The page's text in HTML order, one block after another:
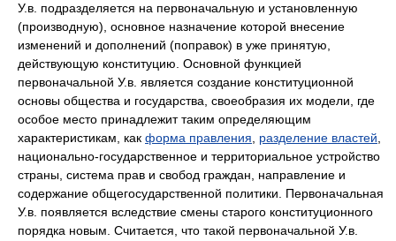
У.в. подразделяется на первоначальную и установленную
(производную), основное назначение которой внесение
изменений и дополнений (поправок) в уже принятую,
действующую конституцию. Основной функцией
первоначальной У.в. является создание конституционной
основы общества и государства, своеобразия их модели, где
особое место принадлежит таким определяющим
характеристикам, как форма правления разделение властей
национально-государственное и территориальное устройство
страны, система прав и свобод граждан, направление и
содержание общегосударственной политики. Первоначальная
У.в. появляется вследствие смены старого конституционного
порядка новым. Считается, что такой первоначальной У.в.